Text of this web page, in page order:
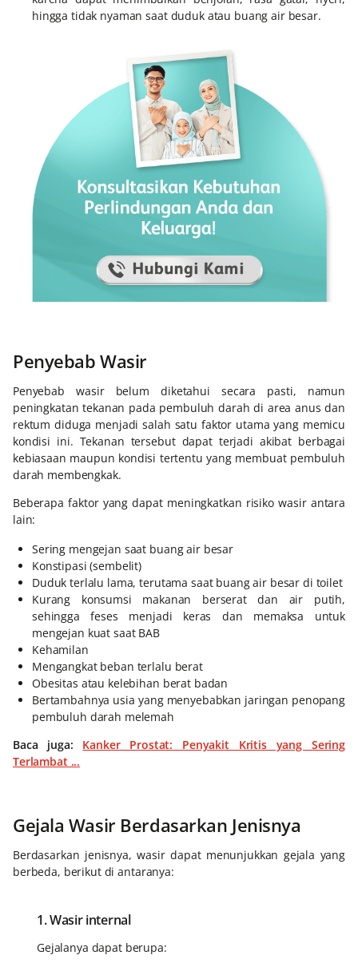
hingga tidak nyaman saat duduk atau buang air besar.
Penyebab Wasir
Penyebab wasir belum diketahui secara pasti, namun
peningkatan tekanan pada pembuluh darah di area anus dan
rektum diduga menjadi salah satu faktor utama yang memicu
kondisi ini. Tekanan tersebut dapat terjadi akibat berbagai
kebiasaan maupun kondisi tertentu yang membuat pembuluh
darah membengkak.
Beberapa faktor yang dapat meningkatkan risiko wasir antara
lain:
Sering mengejan saat buang air besar
Konstipasi (sembelit)
Duduk terlalu lama, terutama saat buang air besar di toilet
Kurang konsumsi makanan berserat dan air putih,
sehingga feses menjadi keras dan memaksa untuk
mengejan kuat saat BAB
Kehamilan
Mengangkat beban terlalu berat
Obesitas atau kelebihan berat badan
Bertambahnya usia yang menyebabkan jaringan penopang
pembuluh darah melemah
Baca juga: Kanker Prostat: Penyakit Kritis yang Sering
Terlambat ...
Gejala Wasir Berdasarkan Jenisnya
Berdasarkan jenisnya, wasir dapat menunjukkan gejala yang
berbeda, berikut di antaranya:
1. Wasir internal
Gejalanya dapat berupa: